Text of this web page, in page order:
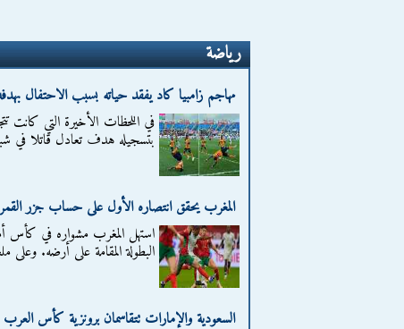
رياضة
مهاجم زامبيا كاد يفقد حياته بسبب الاحتفال
في اللحظات الأخيرة التي كانت
بتسجيله هدف تعادل قاتلا
المغرب يحقق انتصاره الأول على حساب جزر
البطولة المقامة على أرضه.
السعودية والإمارات تتقاسمان برونزية كأس العرب